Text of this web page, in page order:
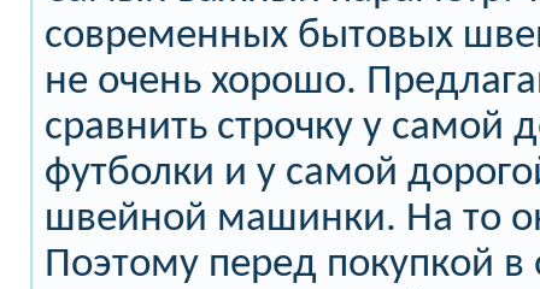
современных бытовых
не очень хорошо.
сравнить строчку у самой
футболки и у самой
швейной машинки. На то
Поэтому перед покупкой в